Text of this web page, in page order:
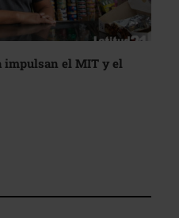
impulsan el MIT y el